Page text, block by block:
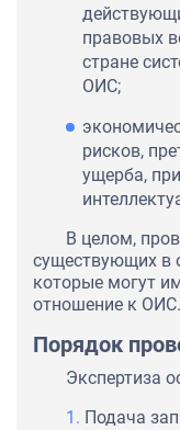
правовых
стране
ОИС;
рисков,
ущерба,
В целом,
существующих в
которые могут
отношение к ОИС.
Порядок
Экспертиза
Подача